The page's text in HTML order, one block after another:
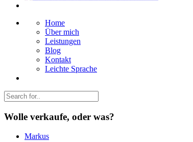
Home
Über mich
Leistungen
Blog
Kontakt
Leichte Sprache
Wolle verkaufe, oder was?
Markus